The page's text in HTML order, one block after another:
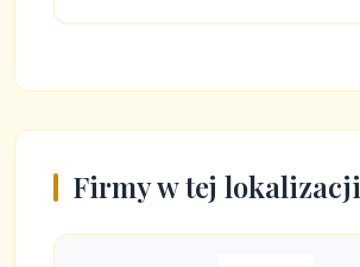
Firmy w tej lokalizacji